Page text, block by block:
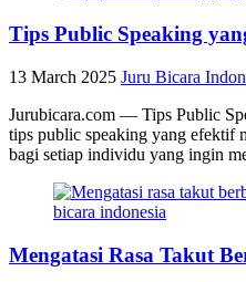
Tips Public Speaking
13 March 2025 Juru Bicara
Jurubicara.com — Tips Public
tips public speaking yang efektif
bagi setiap individu yang ingin
Mengatasi Rasa Takut